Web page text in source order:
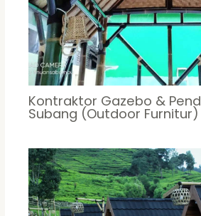
Kontraktor Gazebo &
Subang (Outdoor Furnitur)